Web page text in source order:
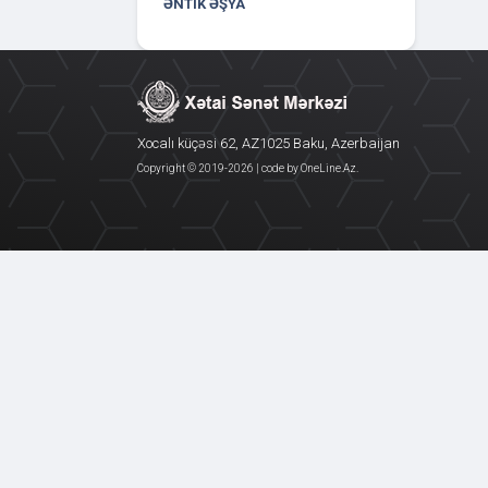
ƏNTIK ƏŞYA
Xocalı küçəsi 62, AZ1025 Baku, Azerbaijan
Copyright © 2019-2026 | code byOneLine.Az